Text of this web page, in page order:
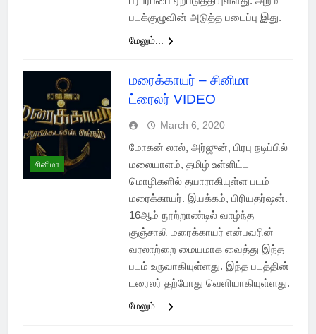
படக்குழுவின் அடுத்த படைப்பு இது.
மேலும்...
சினிமா
மரைக்காயர் – சினிமா
ட்ரைலர் VIDEO
March 6, 2020
மோகன் லால், அர்ஜுன், பிரபு நடிப்பில்
மலையாளம், தமிழ் உள்ளிட்ட
மொழிகளில் தயாராகியுள்ள படம்
மரைக்காயர். இயக்கம், பிரியதர்ஷன்.
16ஆம் நூற்றாண்டில் வாழ்ந்த
குஞ்சாலி மரைக்காயர் என்பவரின்
வரலாற்றை மையமாக வைத்து இந்த
படம் உருவாகியுள்ளது. இந்த படத்தின்
டரைலர் தற்போது வெளியாகியுள்ளது.
மேலும்...